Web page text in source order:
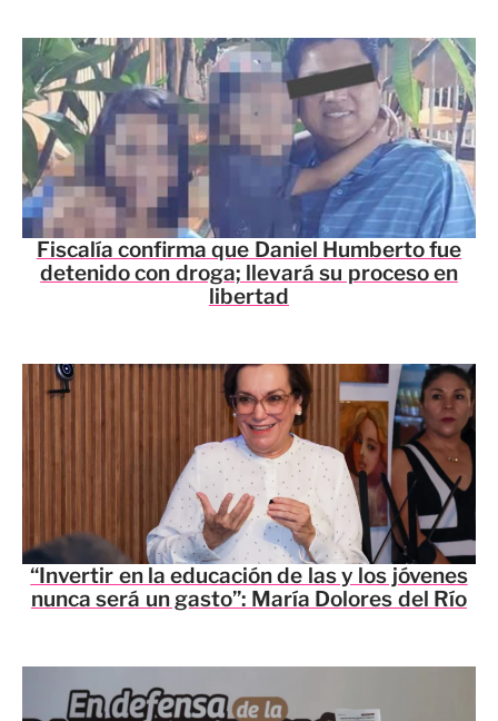
Fiscalía confirma que Daniel Humberto fue
detenido con droga; llevará su proceso en
libertad
“Invertir en la educación de las y los jóvenes
nunca será un gasto”: María Dolores del Río